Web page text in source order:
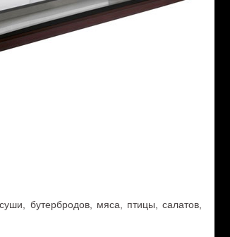
бутербродов, мяса, птицы, салатов,